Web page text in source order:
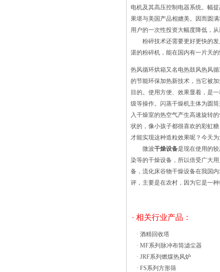
电机及其高压控制电器系统。幅
果堪与美国产品相媲美。因而圆
用户的一次性投资大幅度降低，
粉碎技术还需要更好更快的发
湛的粉碎机，能在国内有一片天
热风循环烘箱又名电热鼓风热风
的节能环保加热新技术，当它被
目的。使用方便、效果显着，是
级等操作。闪蒸干燥机主体为圆
入干燥室的热空气产生高速旋转
状的，像小孩子都很喜欢的彩虹
才能实现这种造粒效果呢？今天
微波干燥设备是现在使用的
染等的干燥设备，所以倍受广
备，流化床谷物干燥设备在我国
评，主要是在农村，因为它是一
· 相关行业产品：
· 酒精回收塔
· MF系列脉冲布筒滤尘器
· JRF系列燃煤热风炉
· FS系列方形筛